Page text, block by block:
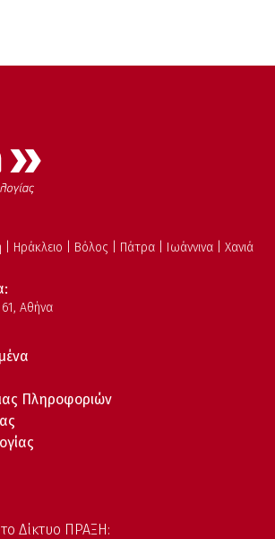
Ηράκλειο | Βόλος | Πάτρα | Ιωάννινα | Χανιά
Αθήνα
Πληροφοριών
Δίκτυο ΠΡΑΞΗ: